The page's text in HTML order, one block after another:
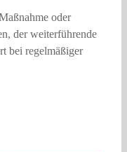
oder
der weiterführende
bei regelmäßiger